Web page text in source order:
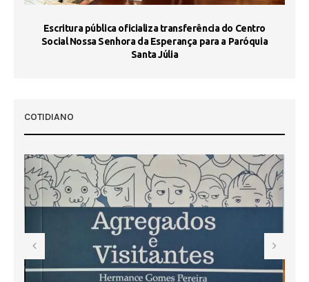
Escritura pública oficializa transferência do Centro
Social Nossa Senhora da Esperança para a Paróquia
Santa Júlia
COTIDIANO